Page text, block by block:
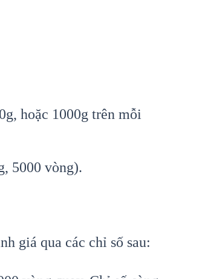
hoặc 1000g trên mỗi
5000 vòng).
giá qua các chỉ số sau: